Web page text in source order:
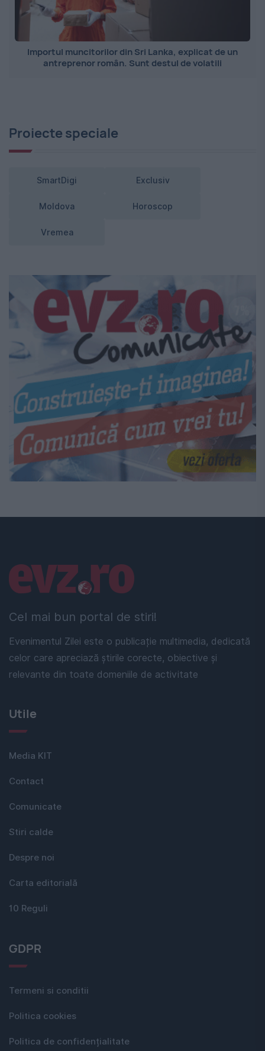
Importul muncitorilor din Sri Lanka, explicat de un
antreprenor român. Sunt destul de volatili
Proiecte speciale
SmartDigi Exclusiv
Moldova Horoscop
Vremea
Cel mai bun portal de stiri!
Evenimentul Zilei este o publicație multimedia, dedicată
celor care apreciază știrile corecte, obiective și
relevante din toate domeniile de activitate
Linkuri utile
Utile
Media KIT
Contact
Comunicate
Stiri calde
Despre noi
Carta editorială
10 Reguli
GDPR
Termeni si conditii
Politica cookies
Politica de confidențialitate